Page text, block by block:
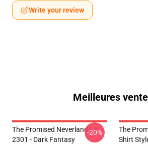
Write your review
Meilleures
The Promised Neverland LA
2301 - Dark Fantasy
-20%
The
Shirt